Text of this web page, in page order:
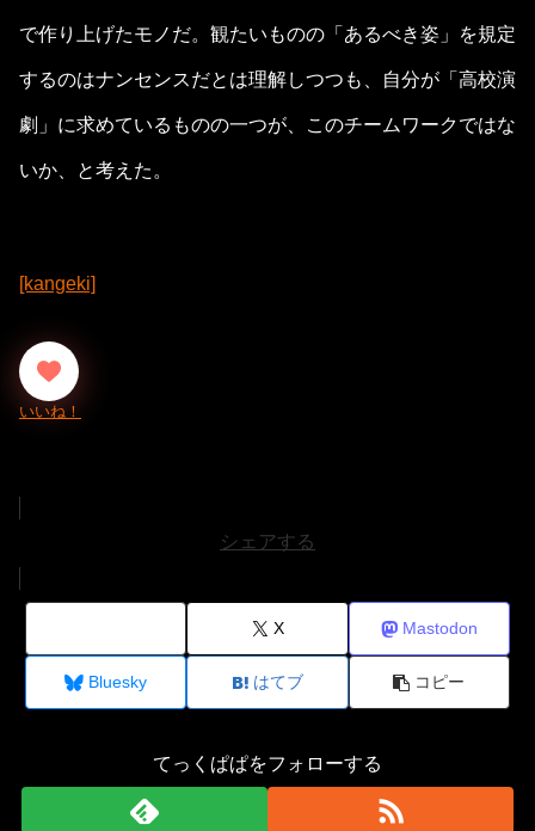
で作り上げたモノだ。観たいものの「あるべき姿」を規定
するのはナンセンスだとは理解しつつも、自分が「高校演
劇」に求めているものの一つが、このチームワークではな
いか、と考えた。
[kangeki]
シェアする
X Mastodon
Bluesky はてブ コピー
てっくぱぱをフォローする